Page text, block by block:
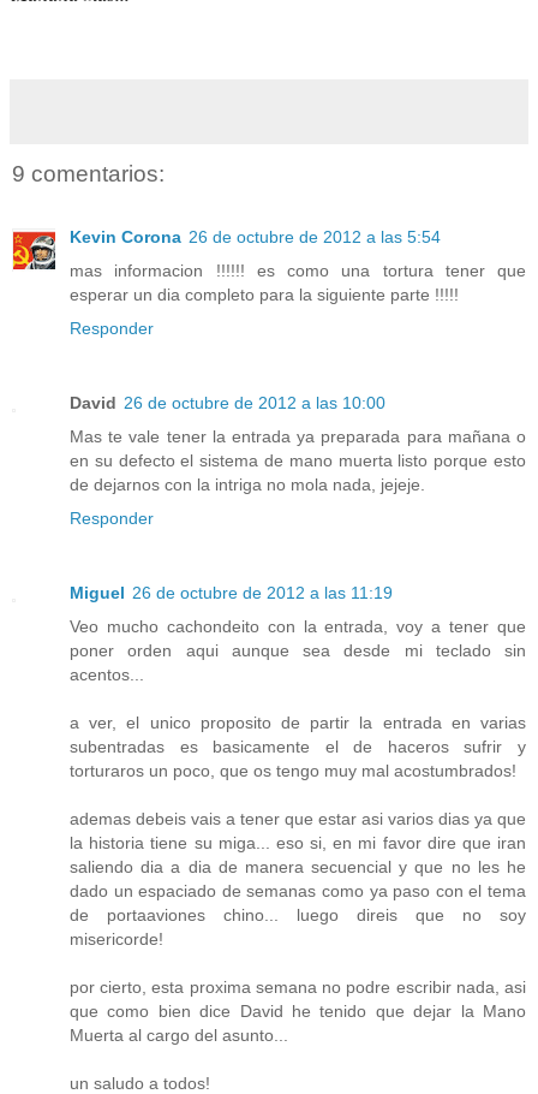
9 comentarios:
Kevin Corona 26 de octubre de 2012 a las 5:54
mas informacion !!!!!! es como una tortura tener que
esperar un dia completo para la siguiente parte !!!!!
Responder
David 26 de octubre de 2012 a las 10:00
Mas te vale tener la entrada ya preparada para mañana o
en su defecto el sistema de mano muerta listo porque esto
de dejarnos con la intriga no mola nada, jejeje.
Responder
Miguel 26 de octubre de 2012 a las 11:19
Veo mucho cachondeito con la entrada, voy a tener que
poner orden aqui aunque sea desde mi teclado sin
acentos...
a ver, el unico proposito de partir la entrada en varias
subentradas es basicamente el de haceros sufrir y
torturaros un poco, que os tengo muy mal acostumbrados!
ademas debeis vais a tener que estar asi varios dias ya que
la historia tiene su miga... eso si, en mi favor dire que iran
saliendo dia a dia de manera secuencial y que no les he
dado un espaciado de semanas como ya paso con el tema
de portaaviones chino... luego direis que no soy
misericorde!
por cierto, esta proxima semana no podre escribir nada, asi
que como bien dice David he tenido que dejar la Mano
Muerta al cargo del asunto...
un saludo a todos!